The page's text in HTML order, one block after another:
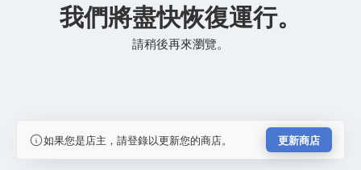
我們將盡快恢復運行。
請稍後再來瀏覽。
如果您是店主，請登錄以更新您的商店。 更新商店